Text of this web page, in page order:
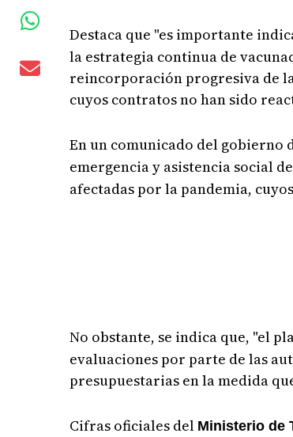
Destaca que "es importante
la estrategia continua de
reincorporación progresiva de la
cuyos contratos no han sido
En un comunicado del gobierno
emergencia y asistencia social
afectadas por la pandemia,
No obstante, se indica que, "el
evaluaciones por parte de las
presupuestarias en la medida
Cifras oficiales del Ministerio de